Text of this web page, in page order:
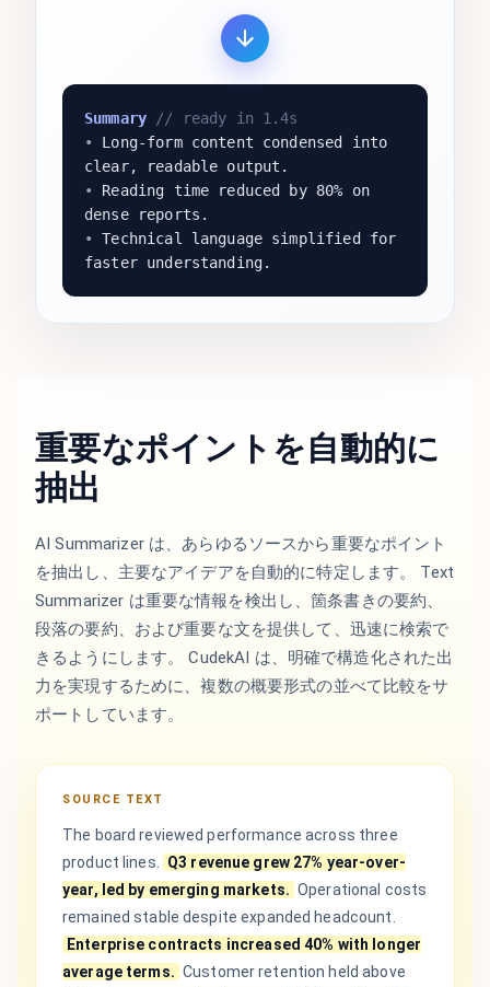
Summary // ready in 1.4s
•
Long-form content condensed into
clear, readable output.
•
Reading time reduced by 80% on
dense reports.
•
Technical language simplified for
faster understanding.
SOURCE TEXT
The board reviewed performance across three
product lines.
Q3 revenue grew 27% year-over-
year, led by emerging markets. Operational costs
remained stable despite expanded headcount.
Enterprise contracts increased 40% with longer
average terms. Customer retention held above
重要なポイントを自動的に
抽出
AI Summarizer は、あらゆるソースから重要なポイント
を抽出し、主要なアイデアを自動的に特定します。 Text
Summarizer は重要な情報を検出し、箇条書きの要約、
段落の要約、および重要な文を提供して、迅速に検索で
きるようにします。 CudekAI は、明確で構造化された出
力を実現するために、複数の概要形式の並べて比較をサ
ポートしています。